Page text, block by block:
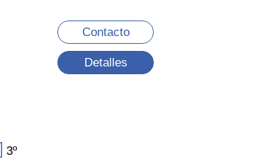
3º
Contacto
Detalles